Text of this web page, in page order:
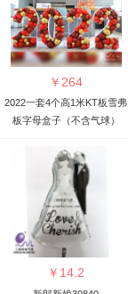
￥ 264
2022一套4个高1米KT板雪弗
板字母盒子（不含气球）
￥ 14.2